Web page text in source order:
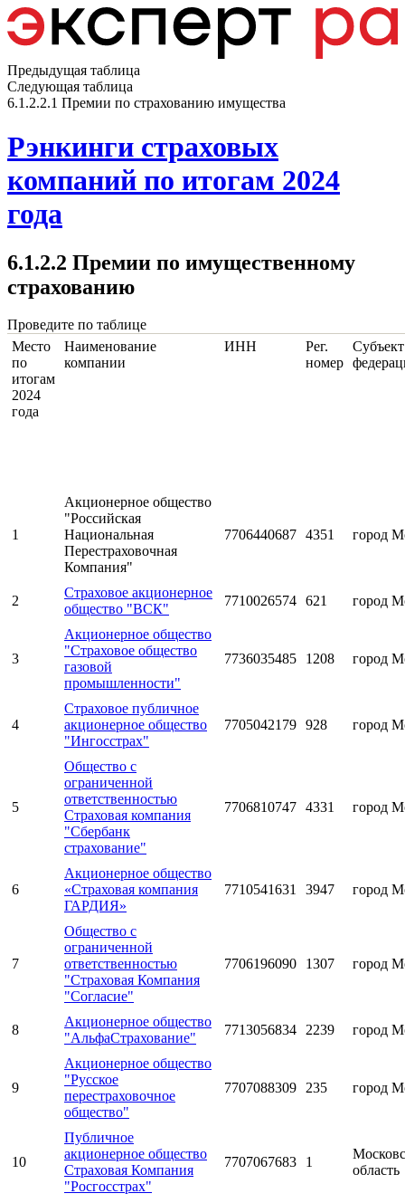
Предыдущая таблица
Следующая таблица
6.1.2.2.1 Премии по страхованию имущества
Рэнкинги страховых
компаний по итогам 2024
года
6.1.2.2 Премии по имущественному
страхованию
Проведите по таблице
Место
по
итогам
2024
года
Наименование
компании
ИНН
Рег.
номер
Субъект
1
Акционерное общество
"Российская
Национальная
Перестраховочная
Компания"
7706440687 4351 город
2
Страховое акционерное
общество "ВСК"
7710026574 621 город
3
Акционерное общество
"Страховое общество
газовой
промышленности"
7736035485 1208 город
4
Страховое публичное
акционерное общество
"Ингосстрах"
7705042179 928 город
5
Общество с
ограниченной
ответственностью
Страховая компания
"Сбербанк
страхование"
7706810747 4331 город
6
Акционерное общество
«Страховая компания
ГАРДИЯ»
7710541631 3947 город
7
Общество с
ограниченной
ответственностью
"Страховая Компания
"Согласие"
7706196090 1307 город
8
Акционерное общество
"АльфаСтрахование"
7713056834 2239 город
9
Акционерное общество
"Русское
перестраховочное
общество"
7707088309 235 город
10
Публичное
акционерное общество
Страховая Компания
"Росгосстрах"
7707067683 1
область